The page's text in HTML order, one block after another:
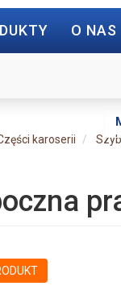
O NAS
karoserii